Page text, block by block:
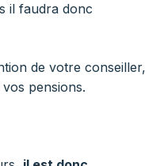
il faudra donc
de votre conseiller,
vos pensions.